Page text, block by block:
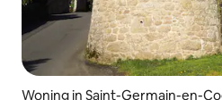
Woning in Saint-Germain-en-